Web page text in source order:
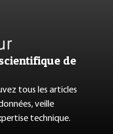
de
tous les articles
veille
technique.